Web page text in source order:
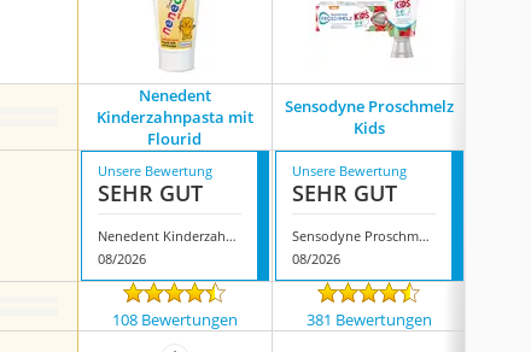
Nenedent
Kinderzahnpasta mit
Flourid
Sensodyne Proschmelz
Kids
Unsere Bewertung
SEHR GUT
Nenedent Kinderzahnpasta mit Flourid
08/2026
Unsere Bewertung
SEHR GUT
Sensodyne Proschmelz Kids
08/2026
108 Bewertungen 381 Bewertungen